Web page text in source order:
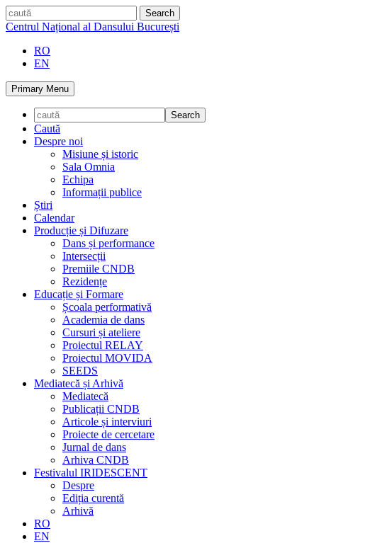
Skip
to
caută
Centrul Național al Dansului București
RO
EN
Primary Menu
Caută
Despre noi
Misiune și istoric
Sala Omnia
Echipa
Informații publice
Știri
Calendar
Producție și Difuzare
Dans și performance
Intersecții
Premiile CNDB
Rezidențe
Educație și Formare
Școala performativă
Academia de dans
Cursuri și ateliere
Proiectul RELAY
Proiectul MOVIDA
SEEDS
Mediatecă și Arhivă
Mediatecă
Publicații CNDB
Articole și interviuri
Proiecte de cercetare
Jurnal de dans
Arhiva CNDB
Festivalul IRIDESCENT
Despre
Ediția curentă
Arhivă
RO
EN